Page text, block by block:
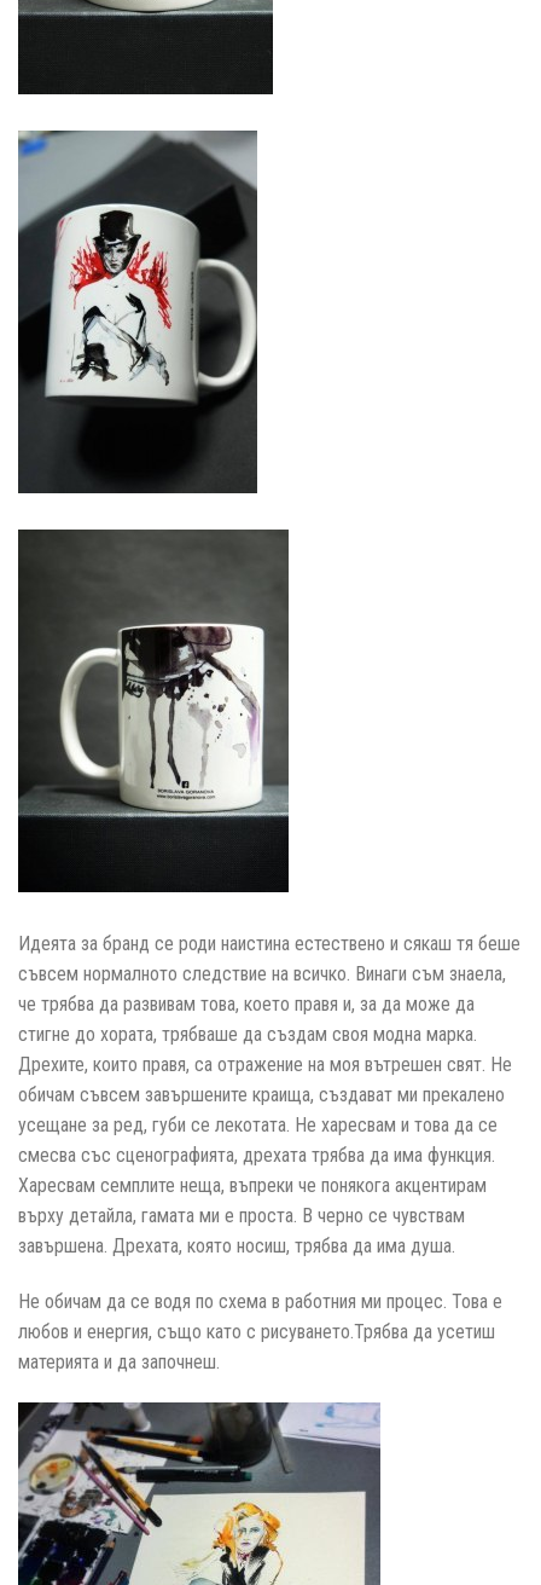
Идеята за бранд се роди наистина естествено и сякаш тя беше
съвсем нормалното следствие на всичко. Винаги съм знаела,
че трябва да развивам това, което правя и, за да може да
стигне до хората, трябваше да създам своя модна марка.
Дрехите, които правя, са отражение на моя вътрешен свят. Не
обичам съвсем завършените краища, създават ми прекалено
усещане за ред, губи се лекотата. Не харесвам и това да се
смесва със сценографията, дрехата трябва да има функция.
Харесвам семплите неща, въпреки че понякога акцентирам
върху детайла, гамата ми е проста. В черно се чувствам
завършена. Дрехата, която носиш, трябва да има душа.
Не обичам да се водя по схема в работния ми процес. Това е
любов и енергия, също като с рисуването.Трябва да усетиш
материята и да започнеш.